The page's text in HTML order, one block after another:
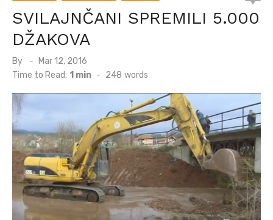
SVILAJNČANI SPREMILI 5.000
DŽAKOVA
By
Posted
on
Mar 12, 2016
Time to Read: 1 min - 248 words